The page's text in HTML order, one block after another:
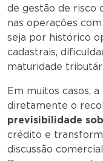
de gestão de risco
nas operações
seja por histórico
cadastrais,
maturidade
Em muitos casos,
diretamente o
previsibilidade
crédito e
discussão